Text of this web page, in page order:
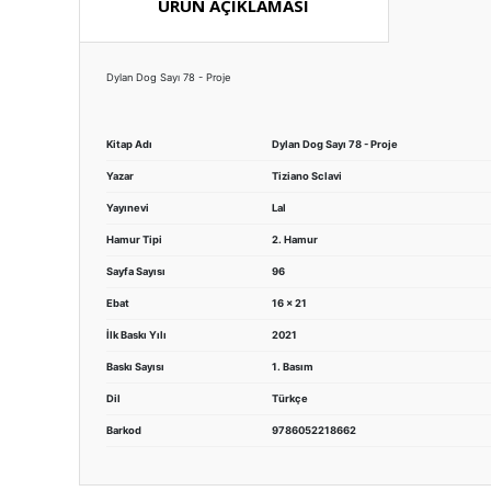
ÜRÜN AÇIKLAMASI
Dylan Dog Sayı 78 - Proje
Kitap Adı Dylan Dog Sayı 78 - Proje
Yazar Tiziano Sclavi
Yayınevi Lal
Hamur Tipi 2. Hamur
Sayfa Sayısı 96
Ebat 16 x 21
İlk Baskı Yılı 2021
Baskı Sayısı 1. Basım
Dil Türkçe
Barkod 9786052218662